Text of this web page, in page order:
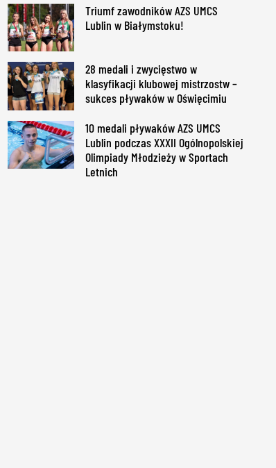
Triumf zawodników AZS UMCS
Lublin w Białymstoku!
28 medali i zwycięstwo w
klasyfikacji klubowej mistrzostw –
sukces pływaków w Oświęcimiu
10 medali pływaków AZS UMCS
Lublin podczas XXXII Ogólnopolskiej
Olimpiady Młodzieży w Sportach
Letnich